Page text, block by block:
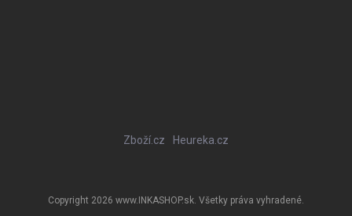
Zboží.cz Heureka.cz
Copyright 2026 www.INKASHOP.sk. Všetky práva vyhradené.